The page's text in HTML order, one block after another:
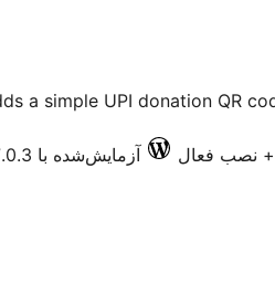
a simple UPI donation QR
آزمایش‌شده با 7.0.3